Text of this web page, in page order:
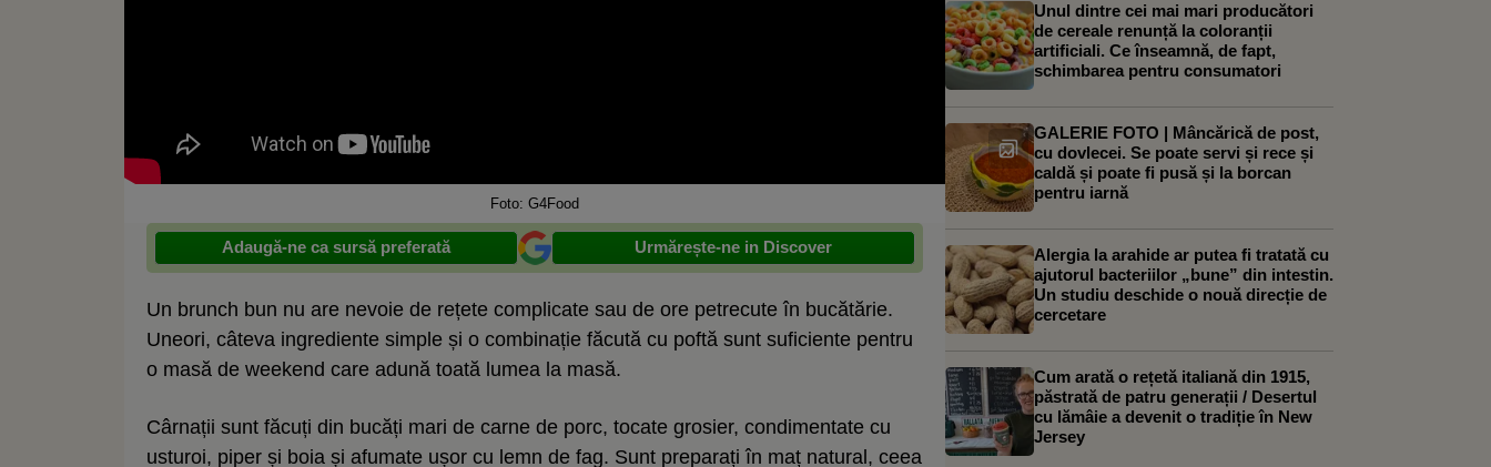
Foto: G4Food
Adaugă-ne ca sursă preferată Urmărește-ne in Discover
Un brunch bun nu are nevoie de rețete complicate sau de ore petrecute în bucătărie.
Uneori, câteva ingrediente simple și o combinație făcută cu poftă sunt suficiente pentru
o masă de weekend care adună toată lumea la masă.
Cârnații sunt făcuți din bucăți mari de carne de porc, tocate grosier, condimentate cu
usturoi, piper și boia și afumate ușor cu lemn de fag. Sunt preparați în maț natural, ceea
Unul dintre cei mai mari producători
de cereale renunță la coloranții
artificiali. Ce înseamnă, de fapt,
schimbarea pentru consumatori
GALERIE FOTO | Mâncărică de post,
cu dovlecei. Se poate servi și rece și
caldă și poate fi pusă și la borcan
pentru iarnă
Alergia la arahide ar putea fi tratată cu
ajutorul bacteriilor „bune” din intestin.
Un studiu deschide o nouă direcție de
cercetare
Cum arată o rețetă italiană din 1915,
păstrată de patru generații / Desertul
cu lămâie a devenit o tradiție în New
Jersey